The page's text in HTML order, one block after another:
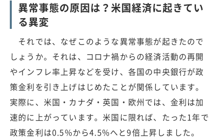
異常事態の原因は？米国経済に起きてい
る異変
それでは、なぜこのような異常事態が起きたので
しょうか。それは、コロナ禍からの経済活動の再開
やインフレ率上昇などを受け、各国の中央銀行が政
策金利を引き上げはじめたことが関係しています。
実際に、米国・カナダ・英国・欧州では、金利は加
速的に上がっています。米国に限れば、たった1年で
政策金利は0.5%から4.5%へと9倍上昇しました。